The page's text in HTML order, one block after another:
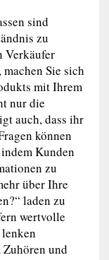
sind
zu
Verkäufer
Sie sich
mit Ihrem
nur die
auch, dass ihr
können
Kunden
zu
über Ihre
laden zu
wertvolle
und